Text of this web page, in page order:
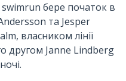
swimrun бере початок в
та Jesper
власником лінії
другом Janne Lindberg